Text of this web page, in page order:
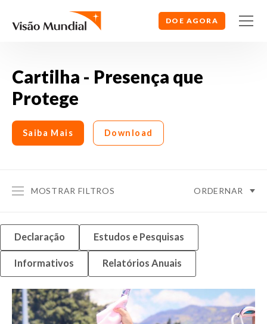
DOE AGORA
Cartilha - Presença que
Protege
Saiba Mais Download
MOSTRAR FILTROS ORDERNAR
Declaração Estudos e Pesquisas
Informativos Relatórios Anuais